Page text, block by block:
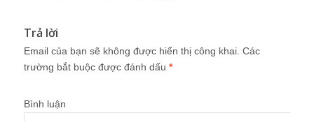
Trả lời
Email của bạn sẽ không được hiển thị công khai. Các
trường bắt buộc được đánh dấu *
Bình luận